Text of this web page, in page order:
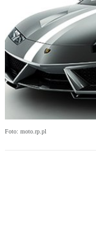
Foto: moto.rp.pl